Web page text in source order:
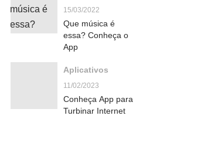
15/03/2022
Que música é
essa? Conheça o
App
Aplicativos
11/02/2023
Conheça App para
Turbinar Internet